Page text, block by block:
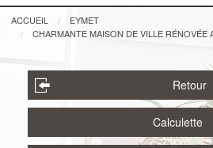
ACCUEIL
EYMET
CHARMANTE MAISON DE VILLE
Retour
Calculette